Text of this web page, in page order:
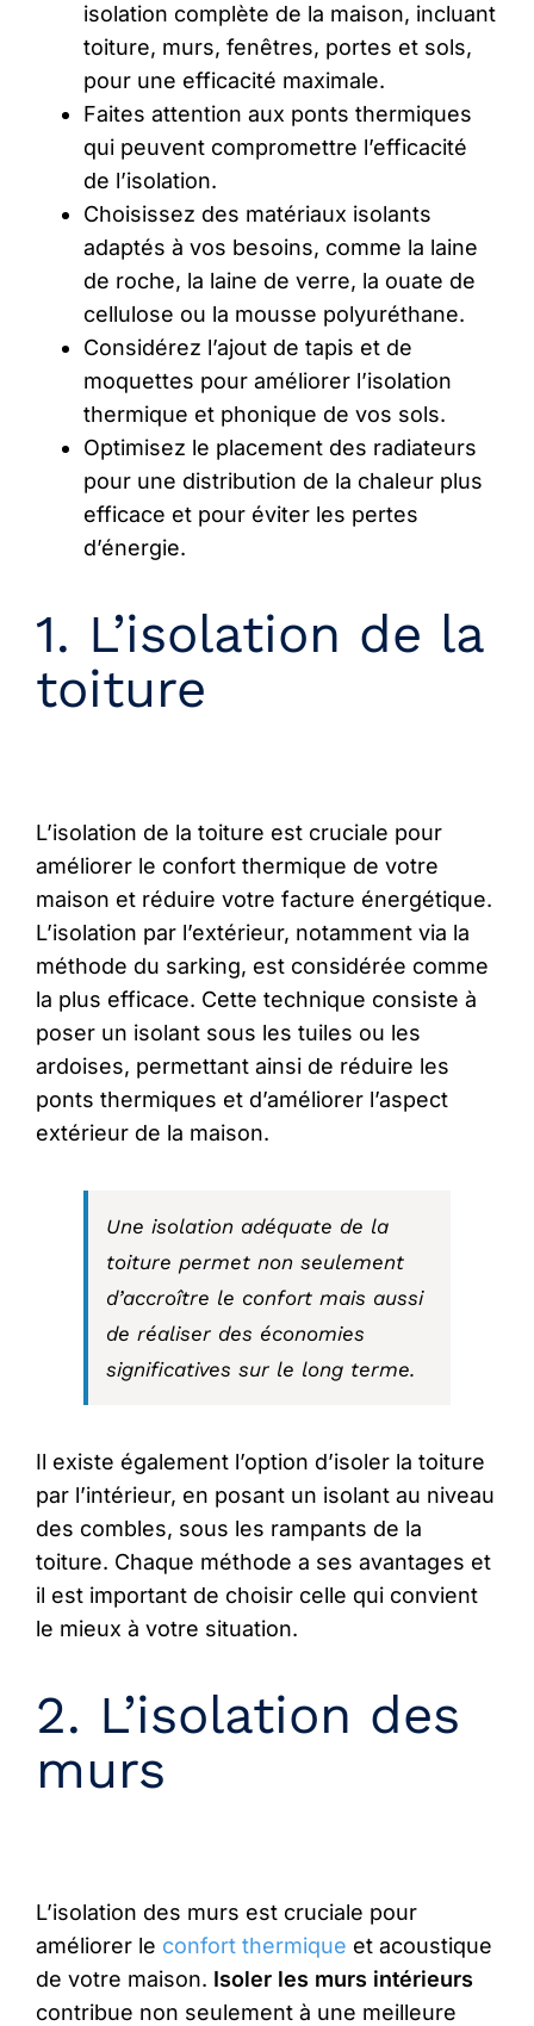
isolation complète de la maison, incluant
toiture, murs, fenêtres, portes et sols,
pour une efficacité maximale.
Faites attention aux ponts thermiques
qui peuvent compromettre l’efficacité
de l’isolation.
Choisissez des matériaux isolants
adaptés à vos besoins, comme la laine
de roche, la laine de verre, la ouate de
cellulose ou la mousse polyuréthane.
Considérez l’ajout de tapis et de
moquettes pour améliorer l’isolation
thermique et phonique de vos sols.
Optimisez le placement des radiateurs
pour une distribution de la chaleur plus
efficace et pour éviter les pertes
d’énergie.
1. L’isolation de la
toiture
L’isolation de la toiture est cruciale pour
améliorer le confort thermique de votre
maison et réduire votre facture énergétique.
L’isolation par l’extérieur, notamment via la
méthode du sarking, est considérée comme
la plus efficace. Cette technique consiste à
poser un isolant sous les tuiles ou les
ardoises, permettant ainsi de réduire les
ponts thermiques et d’améliorer l’aspect
extérieur de la maison.
Une isolation adéquate de la
toiture permet non seulement
d’accroître le confort mais aussi
de réaliser des économies
significatives sur le long terme.
Il existe également l’option d’isoler la toiture
par l’intérieur, en posant un isolant au niveau
des combles, sous les rampants de la
toiture. Chaque méthode a ses avantages et
il est important de choisir celle qui convient
le mieux à votre situation.
2. L’isolation des
murs
L’isolation des murs est cruciale pour
améliorer le confort thermique et acoustique
de votre maison. Isoler les murs intérieurs
contribue non seulement à une meilleure